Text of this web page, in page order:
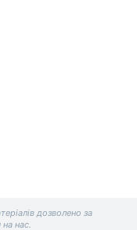
дозволено за
нас.